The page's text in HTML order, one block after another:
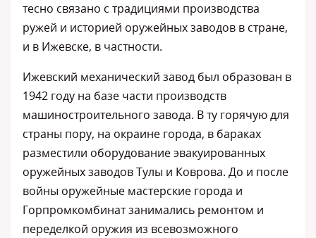
тесно связано с традициями производства
ружей и историей оружейных заводов в стране,
и в Ижевске, в частности.
Ижевский механический завод был образован в
1942 году на базе части производств
машиностроительного завода. В ту горячую для
страны пору, на окраине города, в бараках
разместили оборудование эвакуированных
оружейных заводов Тулы и Коврова. До и после
войны оружейные мастерские города и
Горпромкомбинат занимались ремонтом и
переделкой оружия из всевозможного